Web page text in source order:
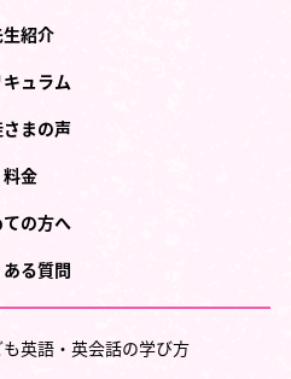
紹介
ュラム
まの声
料金
の方へ
る質問
英語・英会話の学び方